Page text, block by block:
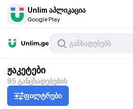
Unlim აპლიკაცია
Google Play
ჟაკეტები
95 განცხადებების
ფილტრები